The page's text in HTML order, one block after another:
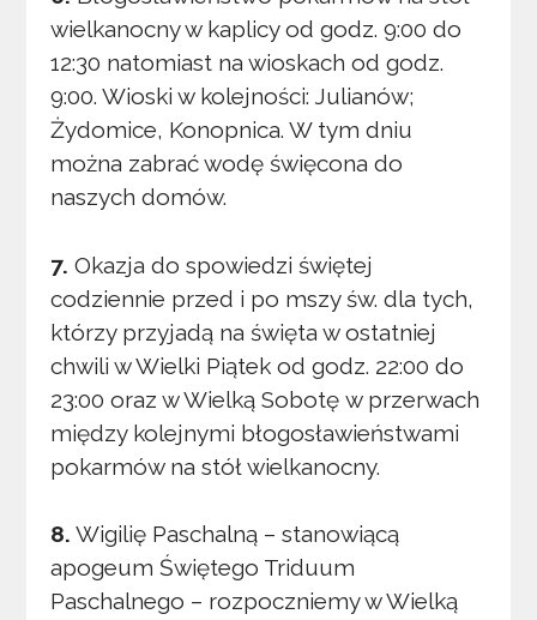
wielkanocny w kaplicy od godz. 9:00 do
12:30 natomiast na wioskach od godz.
9:00. Wioski w kolejności: Julianów;
Żydomice, Konopnica. W tym dniu
można zabrać wodę święcona do
naszych domów.
7. Okazja do spowiedzi świętej
codziennie przed i po mszy św. dla tych,
którzy przyjadą na święta w ostatniej
chwili w Wielki Piątek od godz. 22:00 do
23:00 oraz w Wielką Sobotę w przerwach
między kolejnymi błogosławieństwami
pokarmów na stół wielkanocny.
8. Wigilię Paschalną – stanowiącą
apogeum Świętego Triduum
Paschalnego – rozpoczniemy w Wielką